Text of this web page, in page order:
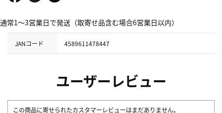
通常1～3営業日で発送（取寄せ品含む場合6営業日以内）
JANコード 4589611478447
ユーザーレビュー
この商品に寄せられたカスタマーレビューはまだありません。